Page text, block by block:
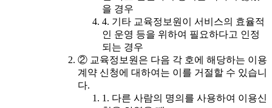
을 경우
4. 기타 교육정보원이 서비스의 효율적
인 운영 등을 위하여 필요하다고 인정
되는 경우
② 교육정보원은 다음 각 호에 해당하는 이용
계약 신청에 대하여는 이를 거절할 수 있습니
다.
1. 다른 사람의 명의를 사용하여 이용신